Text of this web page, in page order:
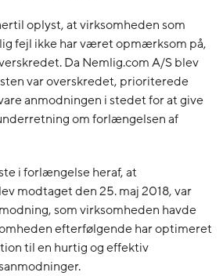
oplyst, at virksomheden som
fejl ikke har været opmærksom på,
Da Nemlig.com A/S blev
var overskredet, prioriterede
anmodningen i stedet for at give
om forlængelsen af
i forlængelse heraf, at
modtaget den 25. maj 2018, var
som virksomheden havde
efterfølgende har optimeret
til en hurtig og effektiv